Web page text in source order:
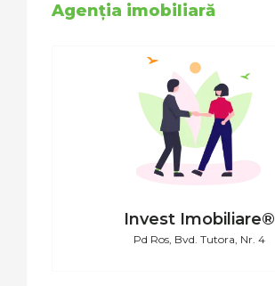
Agenția imobiliară
Invest Imobiliare®
Pd Ros, Bvd. Tutora, Nr. 4